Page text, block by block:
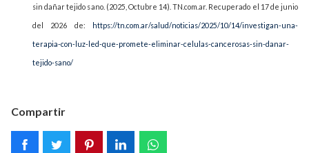
sin dañar tejido sano. (2025, Octubre 14). TN.com.ar. Recuperado el 17 de junio
del 2026 de: https://tn.com.ar/salud/noticias/2025/10/14/investigan-una-
terapia-con-luz-led-que-promete-eliminar-celulas-cancerosas-sin-danar-
tejido-sano/
Compartir